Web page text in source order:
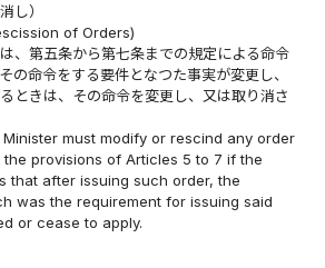
し）
of Orders)
、第五条から第七条までの規定による命令
の命令をする要件となつた事実が変更し、
ときは、その命令を変更し、又は取り消さ
Minister must modify or rescind any order
provisions of Articles 5 to 7 if the
that after issuing such order, the
was the requirement for issuing said
or cease to apply.